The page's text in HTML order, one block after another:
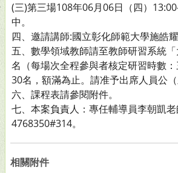
(三)第三場108年06月06日（四）
中。
四、邀請講師:國立彰化師範大學施皓耀
五、數學領域教師請至教師研習系統
名（每場次全程參與者核定研習時數
30名，額滿為止。請准予出席人員公（
六、課程表請參閱附件。
七、本案負責人：專任輔導員李朝凱
4768350#314。
相關附件